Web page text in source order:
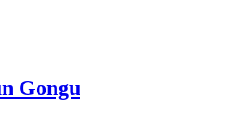
Gongu